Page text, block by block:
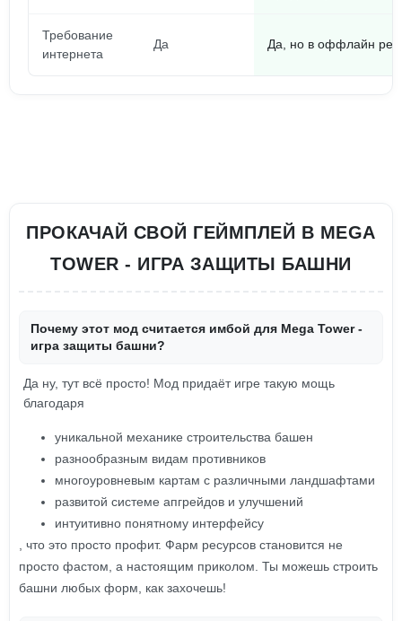
Требование
интернета
Да Да, но в оффлайн
ПРОКАЧАЙ СВОЙ ГЕЙМПЛЕЙ В MEGA
TOWER - ИГРА ЗАЩИТЫ БАШНИ
Почему этот мод считается имбой для Mega Tower -
игра защиты башни?
Да ну, тут всё просто! Мод придаёт игре такую мощь
благодаря
уникальной механике строительства башен
разнообразным видам противников
многоуровневым картам с различными ландшафтами
развитой системе апгрейдов и улучшений
интуитивно понятному интерфейсу
, что это просто профит. Фарм ресурсов становится не
просто фастом, а настоящим приколом. Ты можешь строить
башни любых форм, как захочешь!